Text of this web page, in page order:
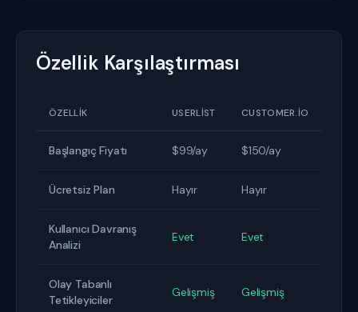
Özellik Karşılaştırması
ÖZELLIK USERLIST CUSTOMER.IO
Başlangıç Fiyatı $99/ay $150/ay
Ücretsiz Plan Hayır Hayır
Kullanıcı Davranış
Analizi
Evet Evet
Olay Tabanlı
Tetikleyiciler
Gelişmiş Gelişmiş